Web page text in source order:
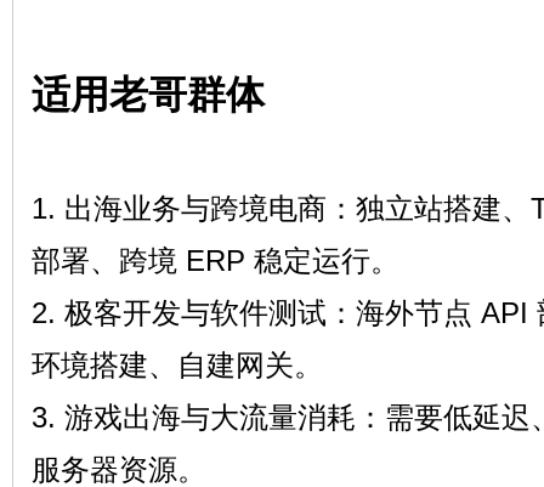
适用老哥群体
1. 出海业务与跨境电商：独立站搭建、
部署、跨境 ERP 稳定运行。
2. 极客开发与软件测试：海外节点 API
环境搭建、自建网关。
3. 游戏出海与大流量消耗：需要低延
服务器资源。